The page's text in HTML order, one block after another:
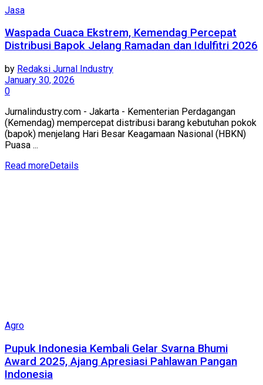
Jasa
Waspada Cuaca Ekstrem, Kemendag Percepat
Distribusi Bapok Jelang Ramadan dan Idulfitri 2026
by Redaksi Jurnal Industry
January 30, 2026
0
Jurnalindustry.com - Jakarta - Kementerian Perdagangan
(Kemendag) mempercepat distribusi barang kebutuhan pokok
(bapok) menjelang Hari Besar Keagamaan Nasional (HBKN)
Puasa ...
Read moreDetails
Agro
Pupuk Indonesia Kembali Gelar Svarna Bhumi
Award 2025, Ajang Apresiasi Pahlawan Pangan
Indonesia